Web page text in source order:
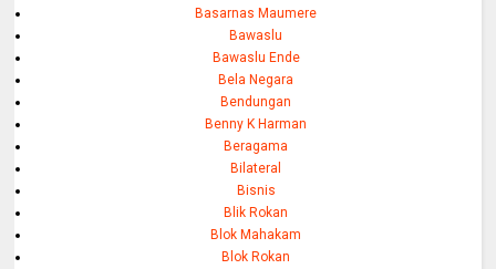
Basarnas Maumere
Bawaslu
Bawaslu Ende
Bela Negara
Bendungan
Benny K Harman
Beragama
Bilateral
Bisnis
Blik Rokan
Blok Mahakam
Blok Rokan